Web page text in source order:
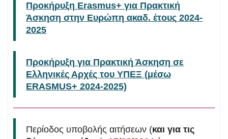
Προκήρυξη Erasmus+ για Πρακτική
Άσκηση στην Ευρώπη ακαδ. έτους 2024-
2025
Προκήρυξη για Πρακτική Άσκηση σε
Ελληνικές Αρχές του ΥΠΕΞ (μέσω
ERASMUS+ 2024-2025)
Περίοδος υποβολής αιτήσεων (και για τις